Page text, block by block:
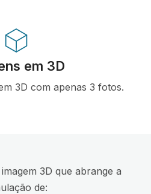
em 3D
3D com apenas 3 fotos.
3D que abrange a
de: